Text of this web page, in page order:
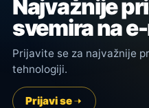
Najvažnije
svemira na
Prijavite se za najvažnije
tehnologiji.
Prijavi se